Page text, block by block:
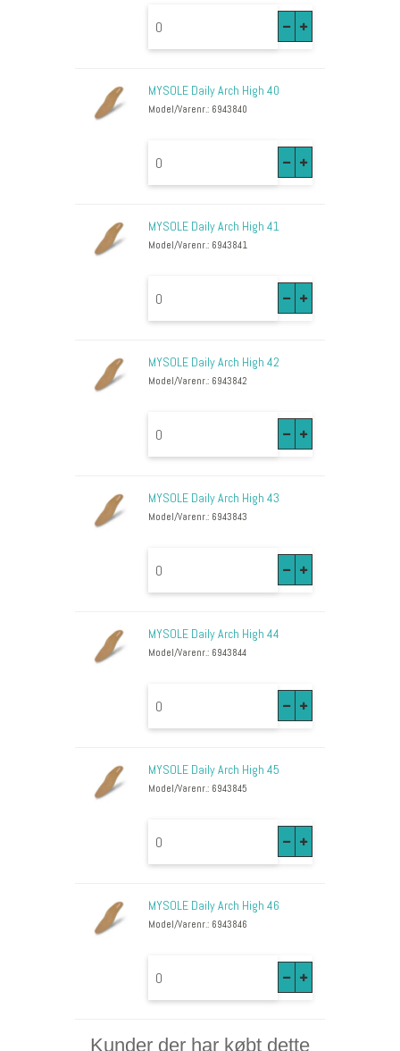
MYSOLE Daily Arch High 40
Model/Varenr.: 6943840
MYSOLE Daily Arch High 41
Model/Varenr.: 6943841
MYSOLE Daily Arch High 42
Model/Varenr.: 6943842
MYSOLE Daily Arch High 43
Model/Varenr.: 6943843
MYSOLE Daily Arch High 44
Model/Varenr.: 6943844
MYSOLE Daily Arch High 45
Model/Varenr.: 6943845
MYSOLE Daily Arch High 46
Model/Varenr.: 6943846
Kunder der har købt dette